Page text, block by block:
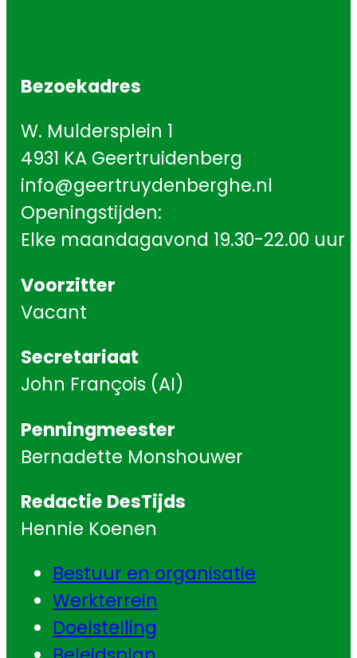
Bezoekadres
W. Muldersplein 1
4931 KA Geertruidenberg
info@geertruydenberghe.nl
Openingstijden:
Elke maandagavond 19.30-22.00 uur
Voorzitter
Vacant
Secretariaat
John François (AI)
Penningmeester
Bernadette Monshouwer
Redactie DesTijds
Hennie Koenen
Bestuur en organisatie
Werkterrein
Doelstelling